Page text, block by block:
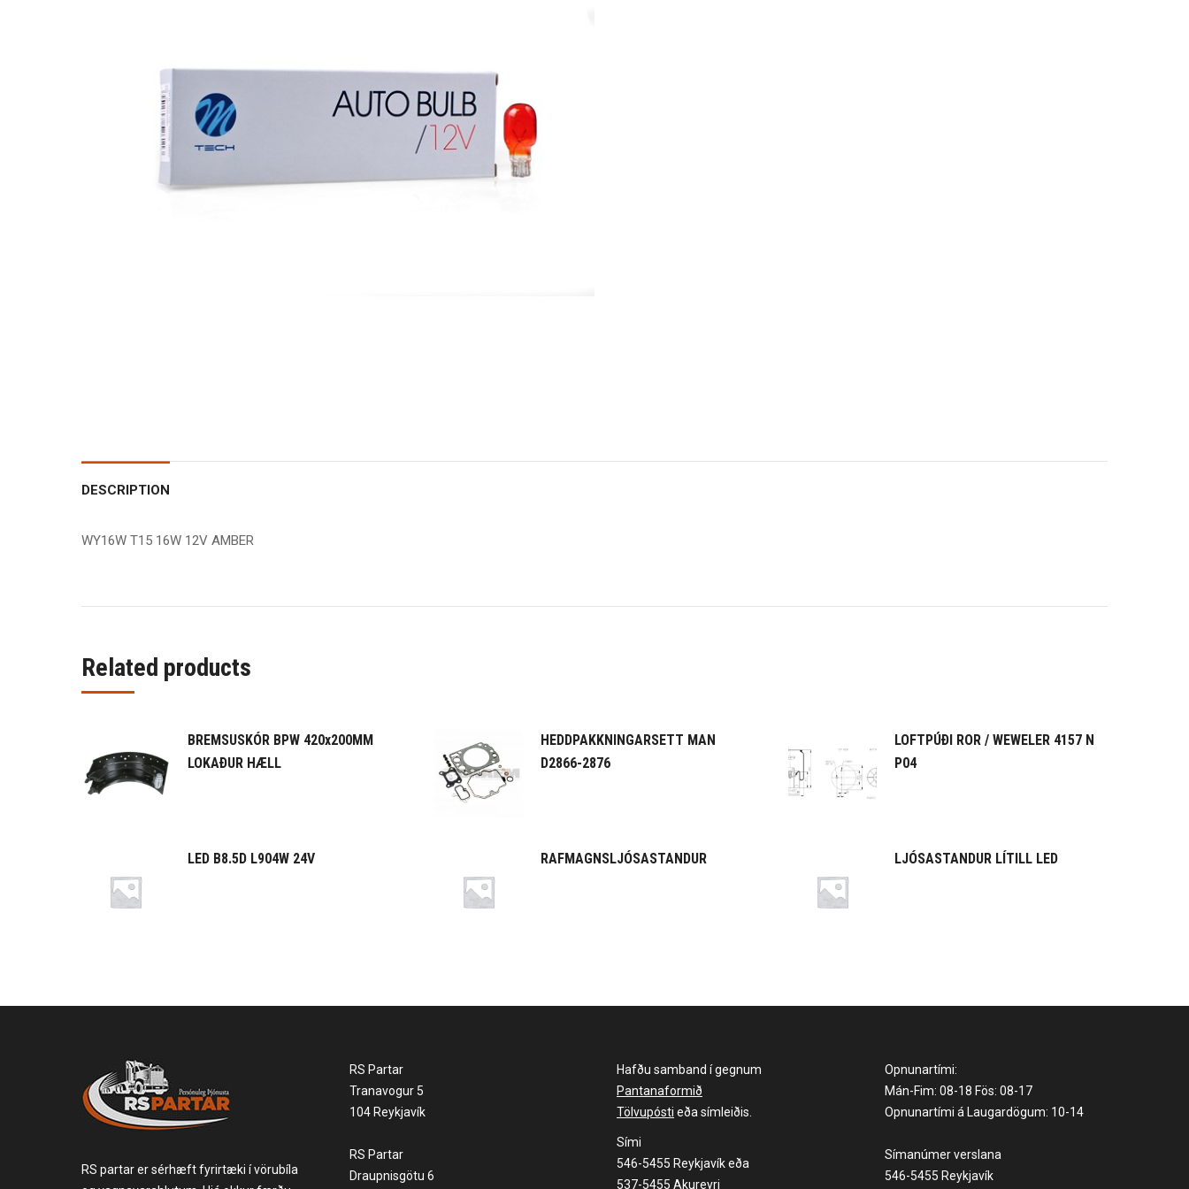
DESCRIPTION
WY16W T15 16W 12V AMBER
Related products
BREMSUSKÓR BPW 420x200MM
LOKAÐUR HÆLL
HEDDPAKKNINGARSETT MAN
D2866-2876
LOFTPÚÐI ROR / WEWELER 4157 N
P04
LED B8.5D L904W 24V RAFMAGNSLJÓSASTANDUR LJÓSASTANDUR LÍTILL LED
RS partar er sérhæft fyrirtæki í vörubíla
RS Partar
Tranavogur 5
104 Reykjavík
RS Partar
Draupnisgötu 6
Hafðu samband í gegnum
Pantanaformið
Tölvupósti eða símleiðis.
Sími
546-5455 Reykjavík eða
537-5455 Akureyri
Opnunartími:
Mán-Fim: 08-18 Fös: 08-17
Opnunartími á Laugardögum: 10-14
Símanúmer verslana
546-5455 Reykjavík